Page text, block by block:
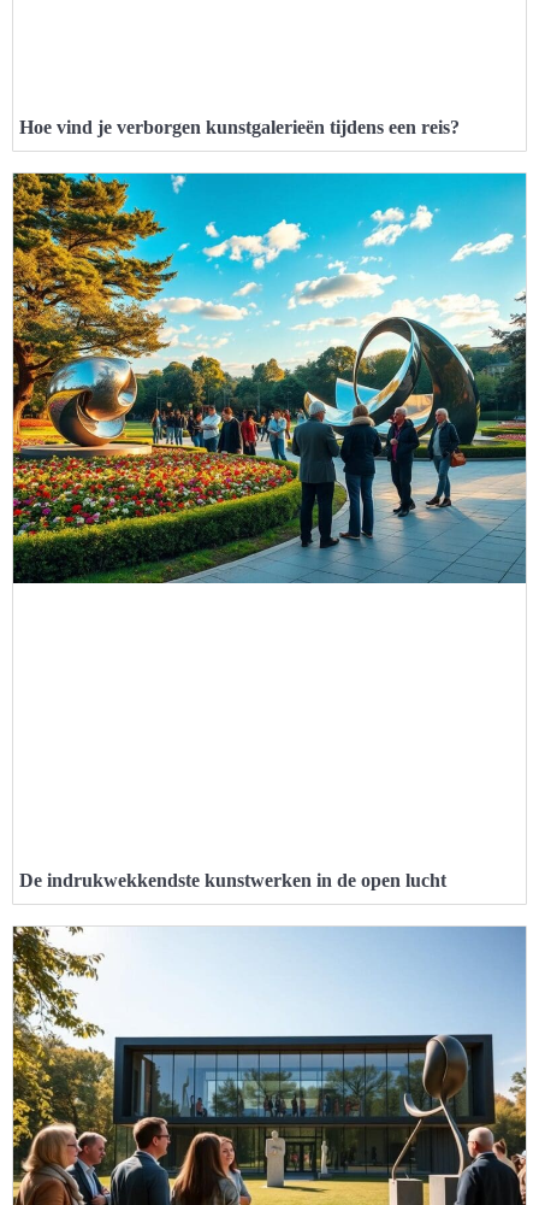
Hoe vind je verborgen kunstgalerieën tijdens een reis?
De indrukwekkendste kunstwerken in de open lucht